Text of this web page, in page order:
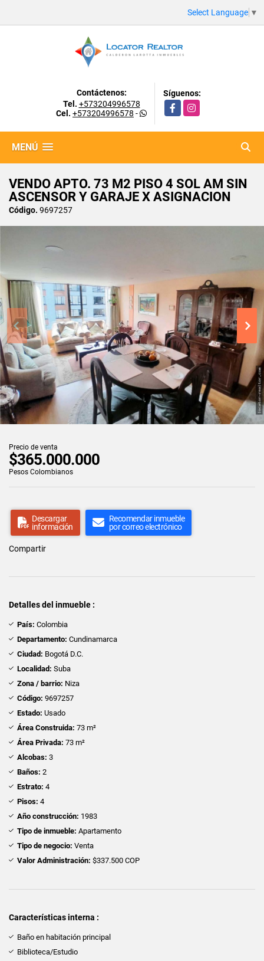
Select Language ▼
Contáctenos:
Tel. +573204996578
Cel. +573204996578 -
Síguenos:
FacebookInstagram
MENÚ
VENDO APTO. 73 M2 PISO 4 SOL AM SIN
ASCENSOR Y GARAJE X ASIGNACION
Código. 9697257
Precio de venta
$365.000.000
Pesos Colombianos
Descargar
información
Recomendar inmueble
por correo electrónico
Compartir
Detalles del inmueble :
País: Colombia
Departamento: Cundinamarca
Ciudad: Bogotá D.C.
Localidad: Suba
Zona / barrio: Niza
Código: 9697257
Estado: Usado
Área Construida: 73 m²
Área Privada: 73 m²
Alcobas: 3
Baños: 2
Estrato: 4
Pisos: 4
Año construcción: 1983
Tipo de inmueble: Apartamento
Tipo de negocio: Venta
Valor Administración: $337.500 COP
Características interna :
Baño en habitación principal
Biblioteca/Estudio